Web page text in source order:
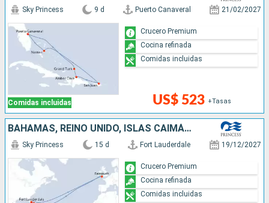
Comidas incluidas
Sky Princess 9 d Puerto Canaveral 21/02/2027
US$ 523 +Tasas
Crucero Premium
Cocina refinada
Comidas incluidas
BAHAMAS, REINO UNIDO, ISLAS CAIMÁN, MÉXICO, ESTADOS UNIDOS, REPÚBLICA DOMINICANA, PUERTO RICO
Sky Princess 15 d Fort Lauderdale 19/12/2027
Crucero Premium
Cocina refinada
Comidas incluidas